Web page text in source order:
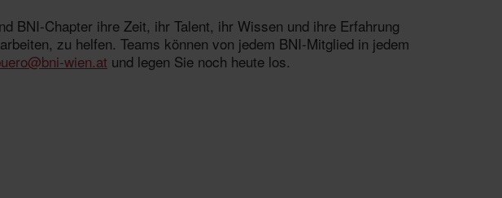
BNI-Chapter ihre Zeit, ihr Talent, ihr Wissen und ihre Erfahrung
zu helfen. Teams können von jedem BNI-Mitglied in jedem
wien.at und legen Sie noch heute los.